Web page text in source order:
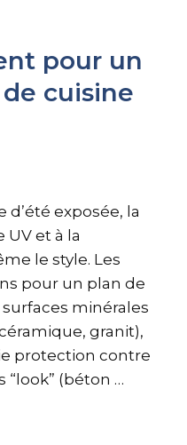
pour un
cuisine
d’été exposée, la
UV et à la
le style. Les
pour un plan de
minérales
granit),
protection contre
“look” (béton …